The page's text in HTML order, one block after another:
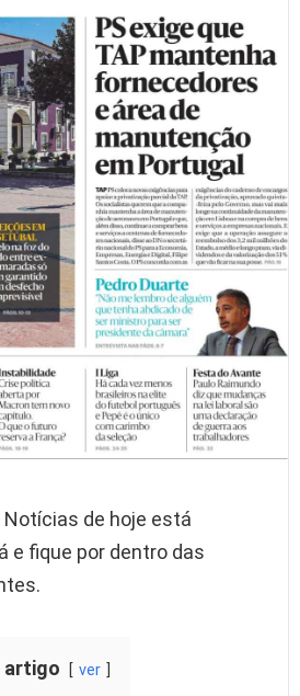
Notícias de hoje está
e fique por dentro das
artigo ver